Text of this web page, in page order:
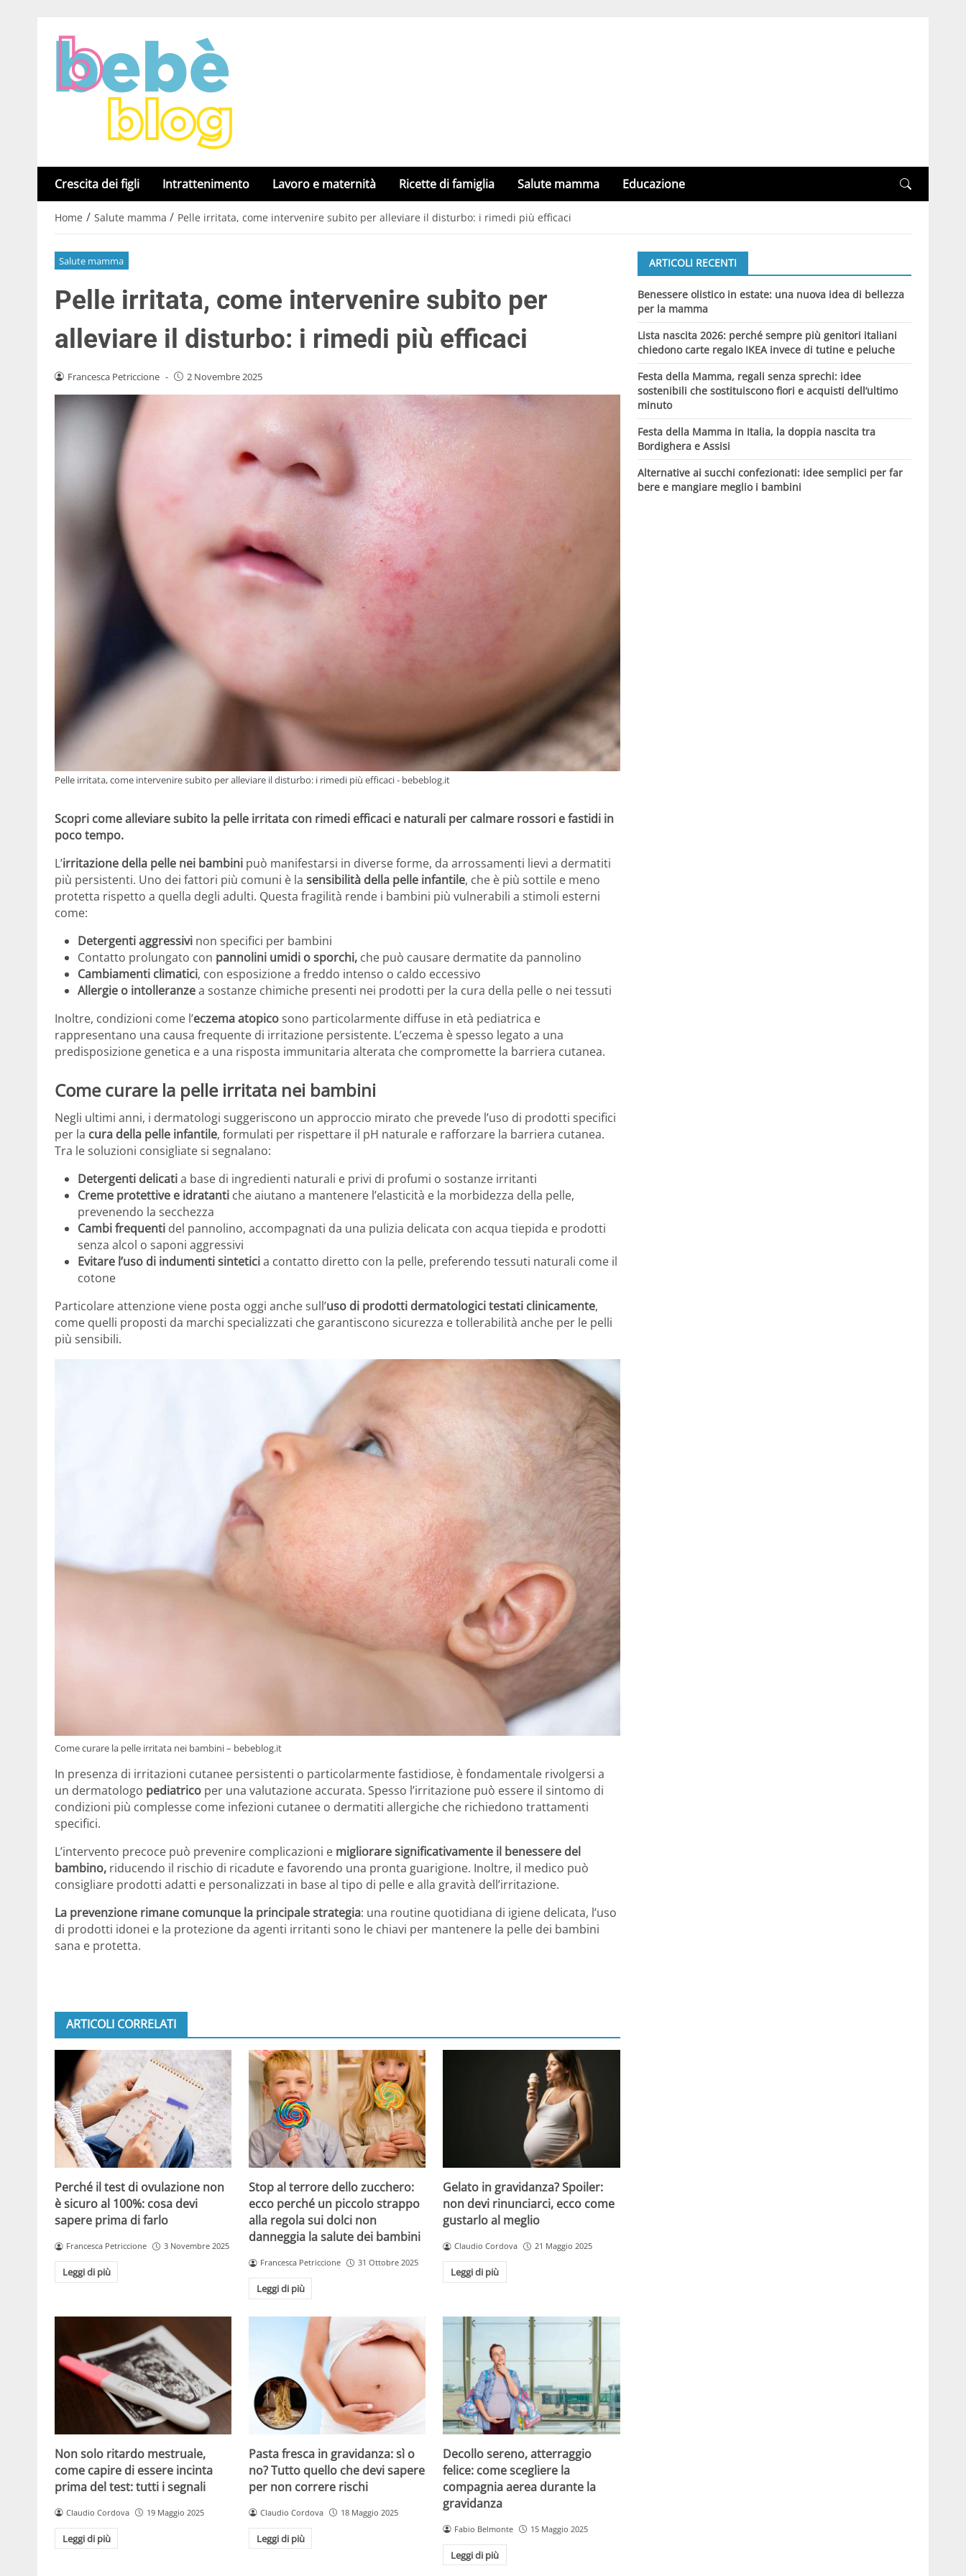
Crescita dei figli Intrattenimento Lavoro e maternità Ricette di famiglia Salute mamma Educazione
Home / Salute mamma / Pelle irritata, come intervenire subito per alleviare il disturbo: i rimedi più efficaci
Salute mamma
Pelle irritata, come intervenire subito per
alleviare il disturbo: i rimedi più efficaci
Francesca Petriccione - 2 Novembre 2025
Pelle irritata, come intervenire subito per alleviare il disturbo: i rimedi più efficaci - bebeblog.it
Scopri come alleviare subito la pelle irritata con rimedi efficaci e naturali per calmare rossori e fastidi in
poco tempo.
L’irritazione della pelle nei bambini può manifestarsi in diverse forme, da arrossamenti lievi a dermatiti
più persistenti. Uno dei fattori più comuni è la sensibilità della pelle infantile, che è più sottile e meno
protetta rispetto a quella degli adulti. Questa fragilità rende i bambini più vulnerabili a stimoli esterni
come:
Detergenti aggressivi non specifici per bambini
Contatto prolungato con pannolini umidi o sporchi, che può causare dermatite da pannolino
Cambiamenti climatici, con esposizione a freddo intenso o caldo eccessivo
Allergie o intolleranzea sostanze chimiche presenti nei prodotti per la cura della pelle o nei tessuti
Inoltre, condizioni come l’eczema atopicosono particolarmente diffuse in età pediatrica e
rappresentano una causa frequente di irritazione persistente. L’eczema è spesso legato a una
predisposizione genetica e a una risposta immunitaria alterata che compromette la barriera cutanea.
Come curare la pelle irritata nei bambini
Negli ultimi anni, i dermatologi suggeriscono un approccio mirato che prevede l’uso di prodotti specifici
per la cura della pelle infantile, formulati per rispettare il pH naturale e rafforzare la barriera cutanea.
Tra le soluzioni consigliate si segnalano:
Detergenti delicatia base di ingredienti naturali e privi di profumi o sostanze irritanti
Creme protettive e idratanti che aiutano a mantenere l’elasticità e la morbidezza della pelle,
prevenendo la secchezza
Cambi frequenti del pannolino, accompagnati da una pulizia delicata con acqua tiepida e prodotti
senza alcol o saponi aggressivi
Evitare l’uso di indumenti sinteticia contatto diretto con la pelle, preferendo tessuti naturali come il
cotone
Particolare attenzione viene posta oggi anche sull’uso di prodotti dermatologici testati clinicamente,
come quelli proposti da marchi specializzati che garantiscono sicurezza e tollerabilità anche per le pelli
più sensibili.
Come curare la pelle irritata nei bambini – bebeblog.it
In presenza di irritazioni cutanee persistenti o particolarmente fastidiose, è fondamentale rivolgersi a
un dermatologo pediatrico per una valutazione accurata. Spesso l’irritazione può essere il sintomo di
condizioni più complesse come infezioni cutanee o dermatiti allergiche che richiedono trattamenti
specifici.
L’intervento precoce può prevenire complicazioni e migliorare significativamente il benessere del
bambino, riducendo il rischio di ricadute e favorendo una pronta guarigione. Inoltre, il medico può
consigliare prodotti adatti e personalizzati in base al tipo di pelle e alla gravità dell’irritazione.
La prevenzione rimane comunque la principale strategia: una routine quotidiana di igiene delicata, l’uso
di prodotti idonei e la protezione da agenti irritanti sono le chiavi per mantenere la pelle dei bambini
sana e protetta.
ARTICOLI CORRELATI
Perché il test di ovulazione non
è sicuro al 100%: cosa devi
sapere prima di farlo
Francesca Petriccione 3 Novembre 2025
Leggi di più
Stop al terrore dello zucchero:
ecco perché un piccolo strappo
alla regola sui dolci non
danneggia la salute dei bambini
Francesca Petriccione 31 Ottobre 2025
Leggi di più
Gelato in gravidanza? Spoiler:
non devi rinunciarci, ecco come
gustarlo al meglio
Claudio Cordova 21 Maggio 2025
Leggi di più
Non solo ritardo mestruale,
come capire di essere incinta
prima del test: tutti i segnali
Claudio Cordova 19 Maggio 2025
Leggi di più
Pasta fresca in gravidanza: sì o
no? Tutto quello che devi sapere
per non correre rischi
Claudio Cordova 18 Maggio 2025
Leggi di più
Decollo sereno, atterraggio
felice: come scegliere la
compagnia aerea durante la
gravidanza
Fabio Belmonte 15 Maggio 2025
Leggi di più
ARTICOLI RECENTI
Benessere olistico in estate: una nuova idea di bellezza
per la mamma
Lista nascita 2026: perché sempre più genitori italiani
chiedono carte regalo IKEA invece di tutine e peluche
Festa della Mamma, regali senza sprechi: idee
sostenibili che sostituiscono fiori e acquisti dell’ultimo
minuto
Festa della Mamma in Italia, la doppia nascita tra
Bordighera e Assisi
Alternative ai succhi confezionati: idee semplici per far
bere e mangiare meglio i bambini